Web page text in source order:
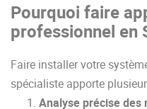
Pourquoi faire
professionnel en
Faire installer votre
spécialiste apporte
Analyse précise des